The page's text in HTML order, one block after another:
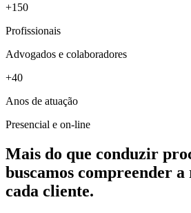
+150
Profissionais
Advogados e colaboradores
+40
Anos de atuação
Presencial e on-line
Mais do que conduzir
buscamos compreender a
cada cliente.